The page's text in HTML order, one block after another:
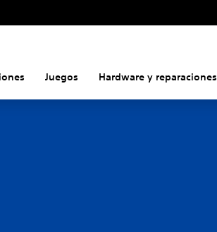
Juegos Hardware y reparaciones